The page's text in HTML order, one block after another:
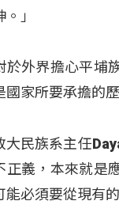
。」
於外界擔心平埔
國家所要承擔的
大民族系主任
正義，本來就是
能必須要從現有